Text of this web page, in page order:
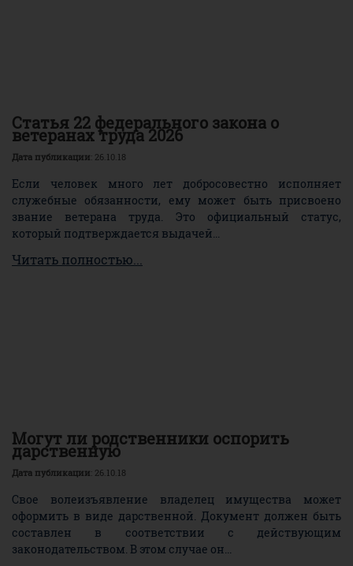
Статья 22 федерального закона о
ветеранах труда 2026
Дата публикации: 26.10.18
Если человек много лет добросовестно исполняет
служебные обязанности, ему может быть присвоено
звание ветерана труда. Это официальный статус,
который подтверждается выдачей...
Читать полностью...
Могут ли родственники оспорить
дарственную
Дата публикации: 26.10.18
Свое волеизъявление владелец имущества может
оформить в виде дарственной. Документ должен быть
составлен в соответствии с действующим
законодательством. В этом случае он...